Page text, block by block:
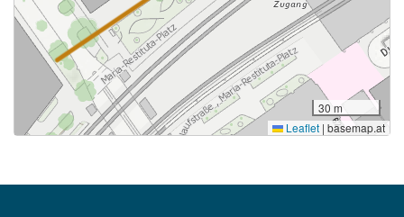
30 m
Leaflet | basemap.at